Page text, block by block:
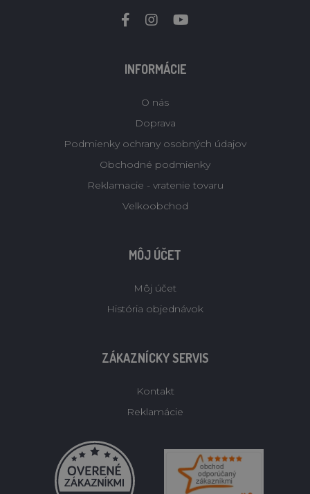
INFORMÁCIE
O nás
Doprava
Podmienky ochrany osobných údajov
Obchodné podmienky
Reklamacie - vratenie tovaru
Velkoobchod
MÔJ ÚČET
Môj účet
História objednávok
ZÁKAZNÍCKY SERVIS
Kontakt
Reklamácie